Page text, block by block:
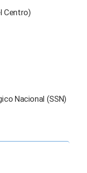
Centro)
Nacional (SSN)